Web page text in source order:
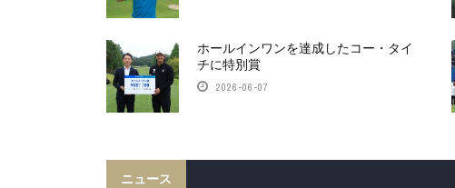
ホールインワンを達成したコー・タイ
チに特別賞
2026-06-07
ニュース